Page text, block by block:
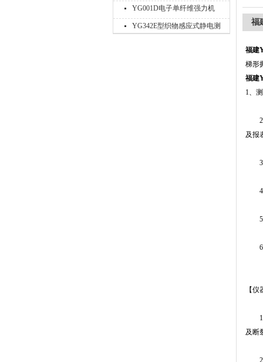
试验机
YG001D电子单纤维强力机
YG342E型织物感应式静电测
福
福建
梯形
福建
1、
2、
及报
3、
4、
5、
6、
【
1、
及断
2、